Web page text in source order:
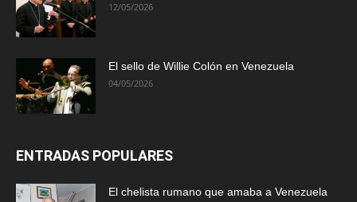
12/05/2026
El sello de Willie Colón en Venezuela
04/05/2026
ENTRADAS POPULARES
El chelista rumano que amaba a Venezuela